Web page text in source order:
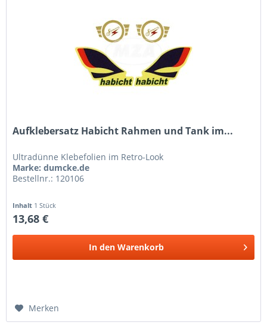
Aufklebersatz Habicht Rahmen und Tank im...
Ultradünne Klebefolien im Retro-Look
Marke: dumcke.de
Bestellnr.: 120106
Inhalt 1 Stück
13,68 €
In den Warenkorb
Merken